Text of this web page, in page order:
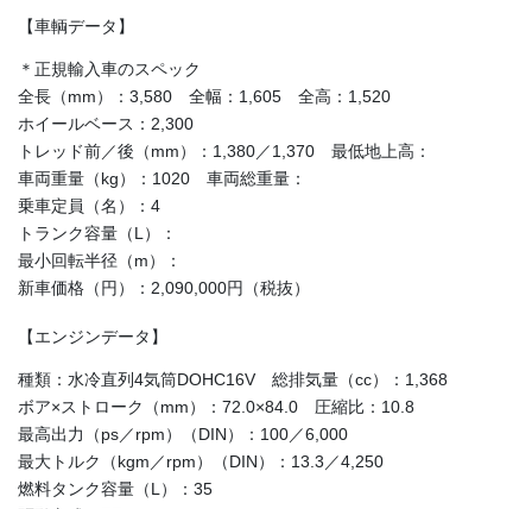
【車輌データ】
＊正規輸入車のスペック
全長（mm）：3,580 全幅：1,605 全高：1,520
ホイールベース：2,300
トレッド前／後（mm）：1,380／1,370 最低地上高：
車両重量（kg）：1020 車両総重量：
乗車定員（名）：4
トランク容量（L）：
最小回転半径（m）：
新車価格（円）：2,090,000円（税抜）
【エンジンデータ】
種類：水冷直列4気筒DOHC16V 総排気量（cc）：1,368
ボア×ストローク（mm）：72.0×84.0 圧縮比：10.8
最高出力（ps／rpm）（DIN）：100／6,000
最大トルク（kgm／rpm）（DIN）：13.3／4,250
燃料タンク容量（L）：35